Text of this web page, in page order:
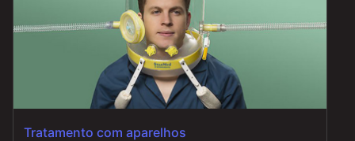
Tratamento com aparelhos